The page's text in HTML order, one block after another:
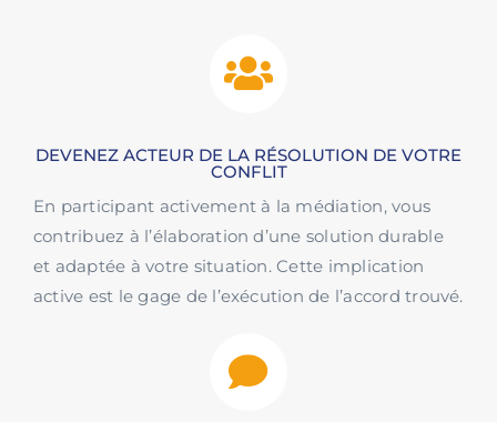
DEVENEZ ACTEUR DE LA RÉSOLUTION DE VOTRE
CONFLIT
En participant activement à la médiation, vous
contribuez à l’élaboration d’une solution durable
et adaptée à votre situation. Cette implication
active est le gage de l’exécution de l’accord trouvé.